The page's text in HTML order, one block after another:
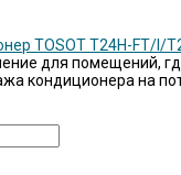
TOSOT Т24H-FT/I/
для помещений,
кондиционера на